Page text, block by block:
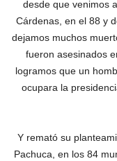
desde que venimos
Cárdenas, en el 88 y
dejamos muchos
fueron asesinados
logramos que un
ocupara la
Y remató su
Pachuca, en los 84